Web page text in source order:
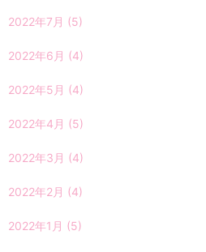
2022年7月 (5)
2022年6月 (4)
2022年5月 (4)
2022年4月 (5)
2022年3月 (4)
2022年2月 (4)
2022年1月 (5)